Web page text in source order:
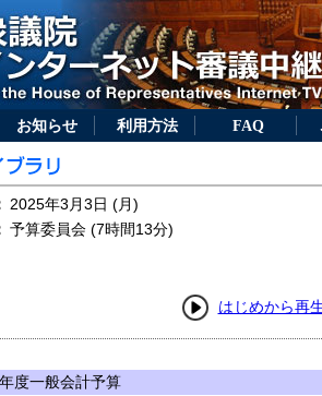
お知らせ 利用方法 FAQ
2025年3月3日 (月)
予算委員会 (7時間13分)
はじめから再
度一般会計予算